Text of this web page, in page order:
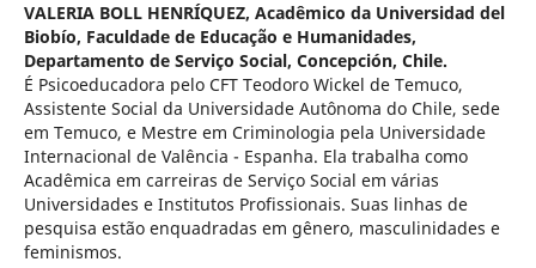
VALERIA BOLL HENRÍQUEZ, Acadêmico da Universidad del
Biobío, Faculdade de Educação e Humanidades,
Departamento de Serviço Social, Concepción, Chile.
É Psicoeducadora pelo CFT Teodoro Wickel de Temuco,
Assistente Social da Universidade Autônoma do Chile, sede
em Temuco, e Mestre em Criminologia pela Universidade
Internacional de Valência - Espanha. Ela trabalha como
Acadêmica em carreiras de Serviço Social em várias
Universidades e Institutos Profissionais. Suas linhas de
pesquisa estão enquadradas em gênero, masculinidades e
feminismos.